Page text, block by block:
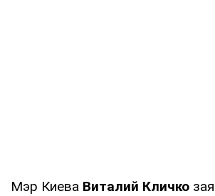
Мэр Киева Виталий Кличко